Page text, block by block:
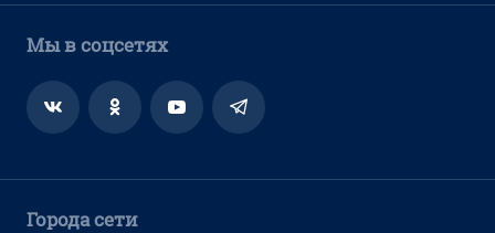
Мы в соцсетях
Города сети